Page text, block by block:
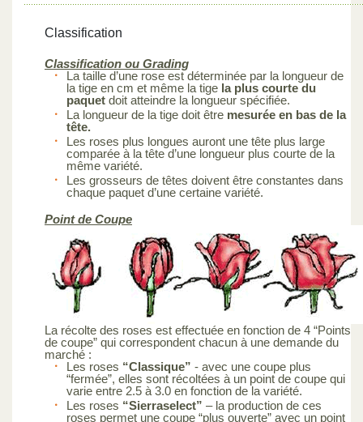
Classification
Classification ou Grading
La taille d’une rose est déterminée par la longueur de
la tige en cm et même la tige la plus courte du
paquet doit atteindre la longueur spécifiée.
La longueur de la tige doit être mesurée en bas de la
tête.
Les roses plus longues auront une tête plus large
comparée à la tête d’une longueur plus courte de la
même variété.
Les grosseurs de têtes doivent être constantes dans
chaque paquet d’une certaine variété.
Point de Coupe
La récolte des roses est effectuée en fonction de 4 “Points
de coupe” qui correspondent chacun à une demande du
marché :
Les roses “Classique” - avec une coupe plus
“fermée”, elles sont récoltées à un point de coupe qui
varie entre 2.5 à 3.0 en fonction de la variété.
Les roses “Sierraselect” – la production de ces
roses permet une coupe “plus ouverte” avec un point